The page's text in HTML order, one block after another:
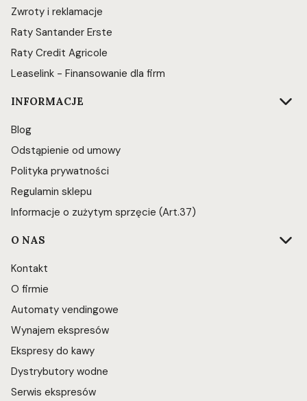
Zwroty i reklamacje
Raty Santander Erste
Raty Credit Agricole
Leaselink - Finansowanie dla firm
INFORMACJE
Blog
Odstąpienie od umowy
Polityka prywatności
Regulamin sklepu
Informacje o zużytym sprzęcie (Art.37)
O NAS
Kontakt
O firmie
Automaty vendingowe
Wynajem ekspresów
Ekspresy do kawy
Dystrybutory wodne
Serwis ekspresów